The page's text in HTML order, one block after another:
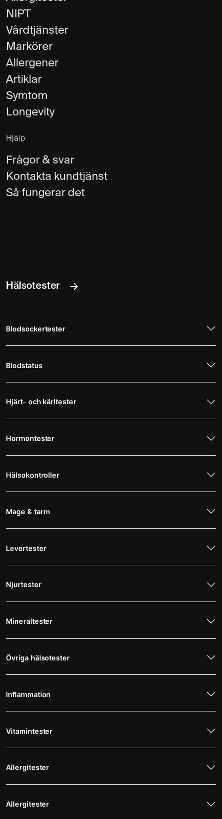
NIPT
Vårdtjänster
Markörer
Allergener
Artiklar
Symtom
Longevity
Hjälp
Frågor & svar
Kontakta kundtjänst
Så fungerar det
Hälsotester
Blodsockertester
Blodstatus
Hjärt- och kärltester
Hormontester
Hälsokontroller
Mage & tarm
Levertester
Njurtester
Mineraltester
Övriga hälsotester
Inflammation
Vitamintester
Allergitester
Allergitester